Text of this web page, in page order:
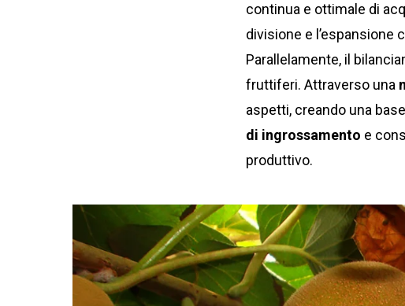
continua e ottimale di
divisione e l’espansione
Parallelamente, il
fruttiferi. Attraverso una
aspetti, creando una
di ingrossamento e
produttivo.